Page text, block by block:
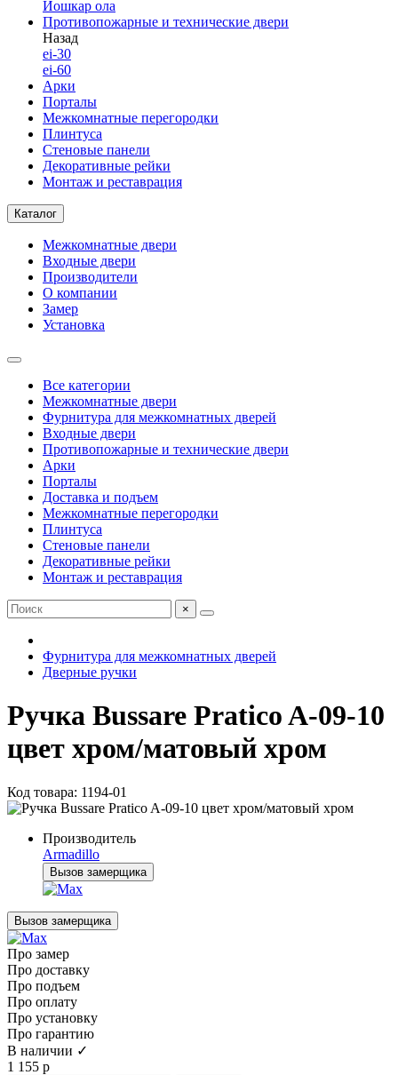
Йошкар ола
Противопожарные и технические двери
Назад
ei-30
ei-60
Арки
Порталы
Межкомнатные перегородки
Плинтуса
Стеновые панели
Декоративные рейки
Монтаж и реставрация
Каталог
Межкомнатные двери
Входные двери
Производители
О компании
Замер
Установка
Все категории
Межкомнатные двери
Фурнитура для межкомнатных дверей
Входные двери
Противопожарные и технические двери
Арки
Порталы
Доставка и подъем
Межкомнатные перегородки
Плинтуса
Стеновые панели
Декоративные рейки
Монтаж и реставрация
×
Фурнитура для межкомнатных дверей
Дверные ручки
Ручка Bussare Pratico A-09-10
цвет хром/матовый хром
Код товара: 1194-01
Производитель
Armadillo
Вызов замерщика
Вызов замерщика
Про замер
Про доставку
Про подъем
Про оплату
Про установку
Про гарантию
В наличии ✓
1 155 р